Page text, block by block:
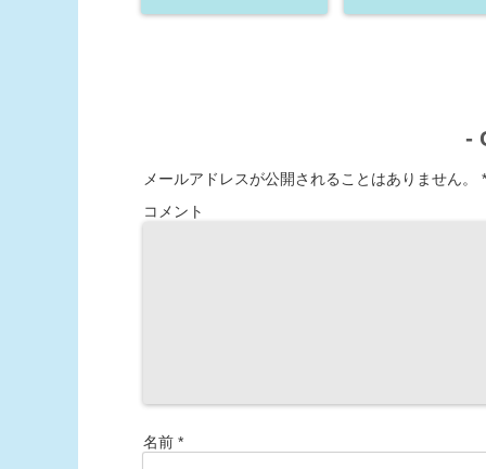
-
メールアドレスが公開されることはありません。
*
コメント
名前 *